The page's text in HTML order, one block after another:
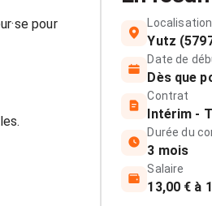
pour
Localisation
Yutz
Date de
Dès que
Contrat
Intérim -
Durée du
3 mois
Salaire
13,00 € à